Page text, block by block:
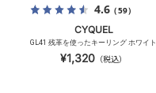
4.6（59）
CYQUEL
GL41 残革を使ったキーリング ホワイト
¥1,320 （税込）